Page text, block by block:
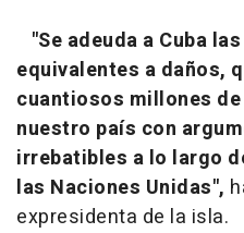
"Se adeuda a Cuba
equivalentes a daños,
cuantiosos millones
nuestro país con
irrebatibles a lo largo
las Naciones Unidas",
expresidenta de la isla.